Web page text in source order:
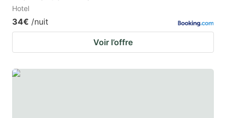
Hotel
34€ /nuit
Voir l’offre